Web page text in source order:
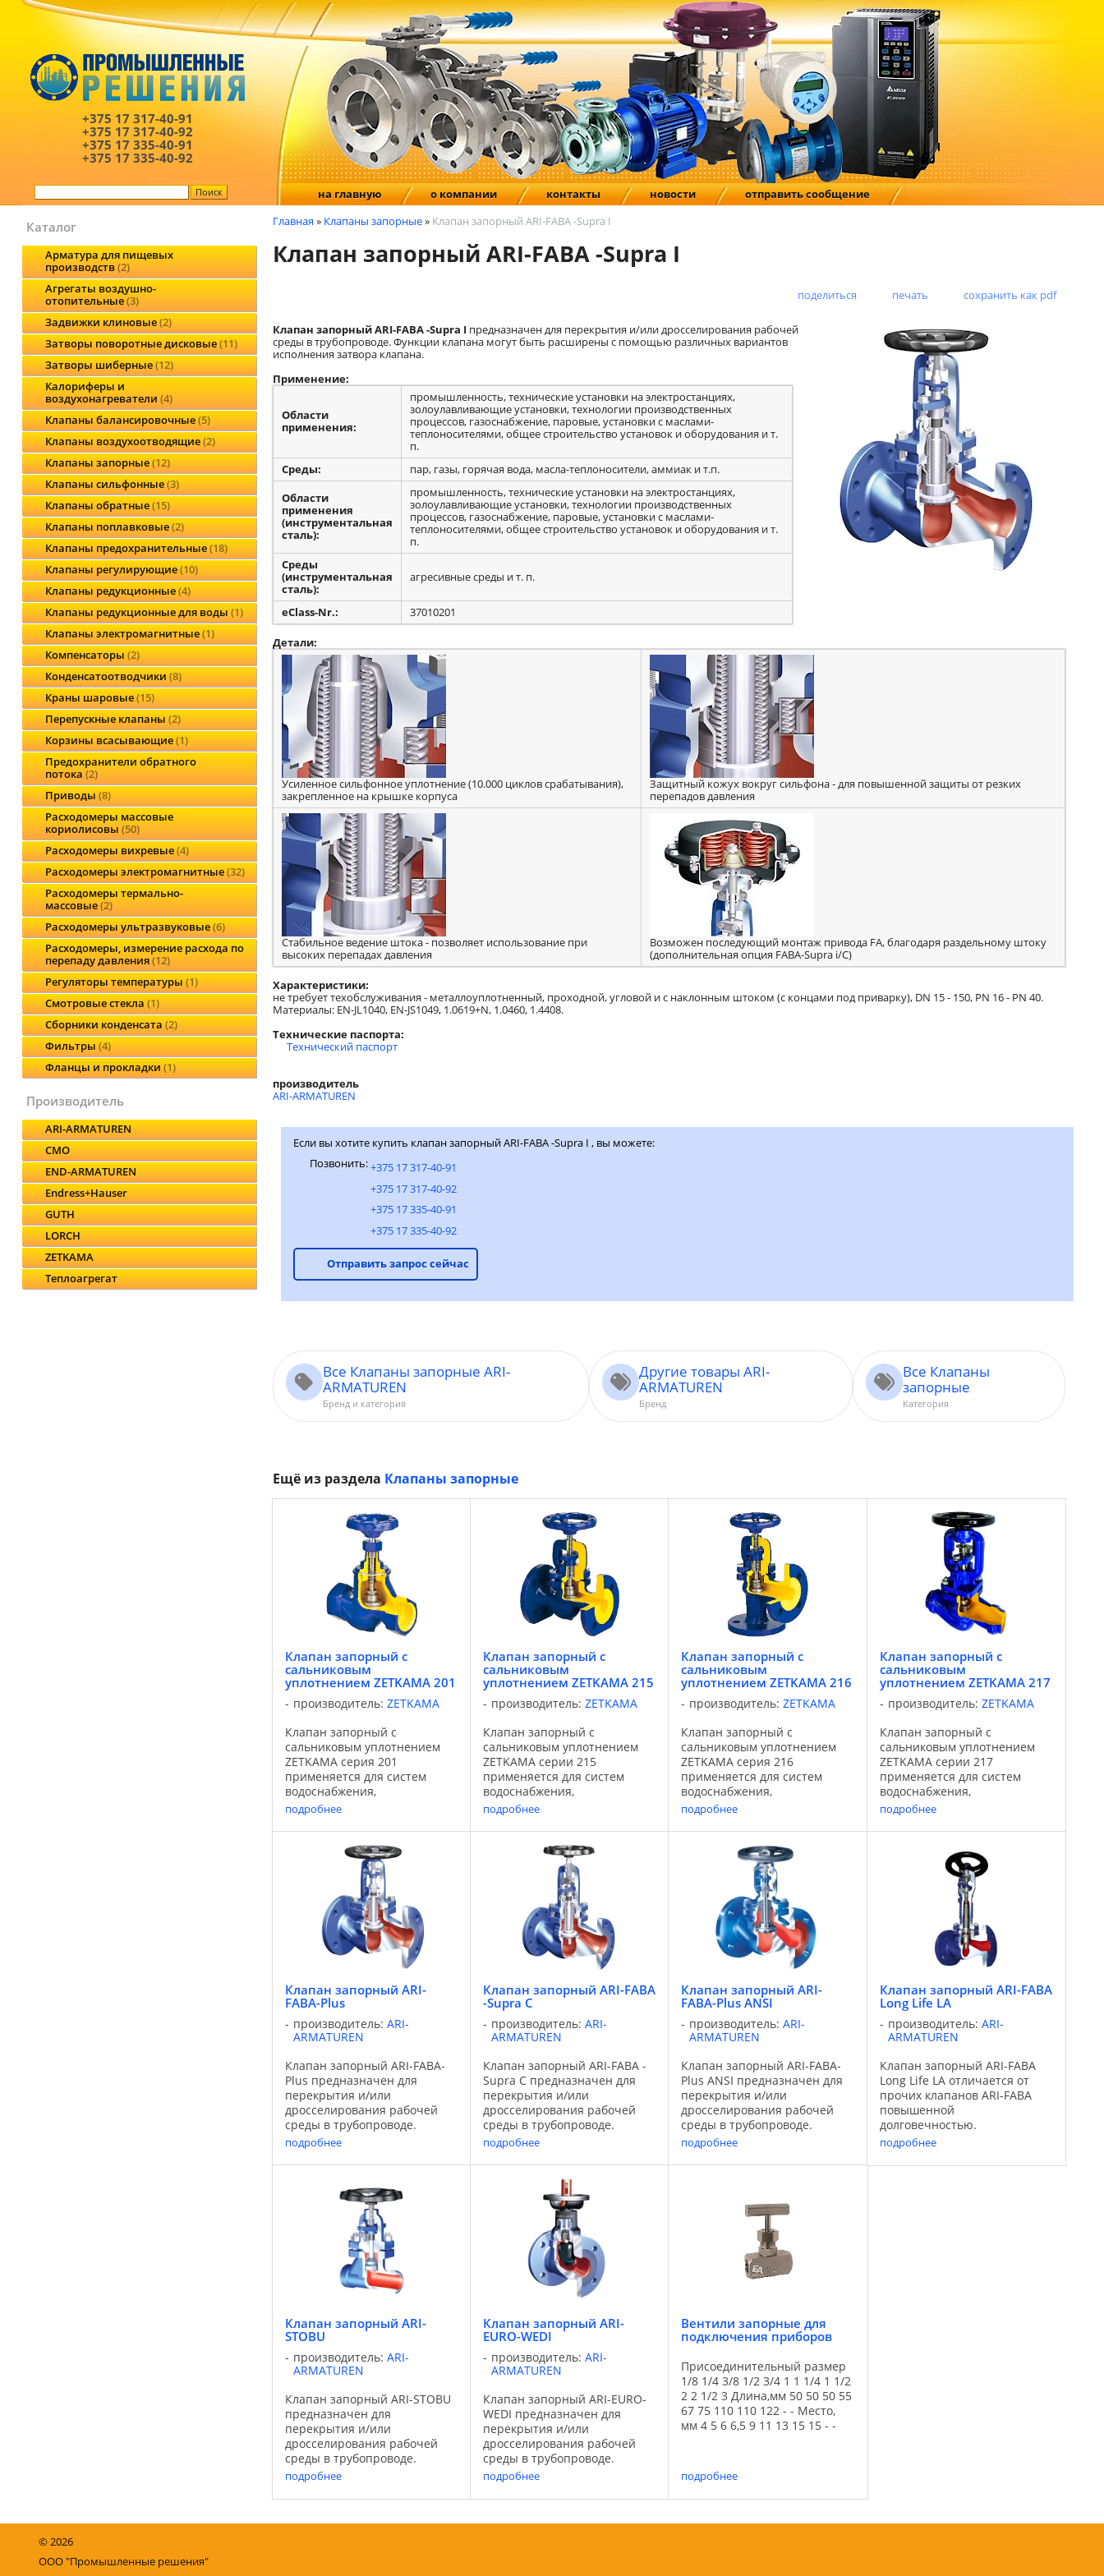
+375 17 317-40-91
+375 17 317-40-92
+375 17 335-40-91
+375 17 335-40-92
на главную о компании контакты новости отправить сообщение
Каталог
Арматура для пищевых
производств 2
Агрегаты воздушно-
отопительные 3
Задвижки клиновые 2
Затворы поворотные дисковые 11
Затворы шиберные 12
Калориферы и
воздухонагреватели 4
Клапаны балансировочные 5
Клапаны воздухоотводящие 2
Клапаны запорные 12
Клапаны сильфонные 3
Клапаны обратные 15
Клапаны поплавковые 2
Клапаны предохранительные 18
Клапаны регулирующие 10
Клапаны редукционные 4
Клапаны редукционные для воды 1
Клапаны электромагнитные 1
Компенсаторы 2
Конденсатоотводчики 8
Краны шаровые 15
Перепускные клапаны 2
Корзины всасывающие 1
Предохранители обратного
потока 2
Приводы 8
Расходомеры массовые
кориолисовы 50
Расходомеры вихревые 4
Расходомеры электромагнитные 32
Расходомеры термально-
массовые 2
Расходомеры ультразвуковые 6
Расходомеры, измерение расхода по
перепаду давления 12
Регуляторы температуры 1
Смотровые стекла 1
Сборники конденсата 2
Фильтры 4
Фланцы и прокладки 1
производитель
ARI-ARMATUREN
CMO
END-ARMATUREN
Endress+Hauser
GUTH
LORCH
ZETKAMA
Теплоагрегат
Главная » Клапаны запорные» Клапан запорный ARI-FABA -Supra I
Клапан запорный ARI-FABA -Supra I
поделиться печать сохранить как pdf
Клапан запорный ARI-FABA -Supra I предназначен для перекрытия и/или дросселирования рабочей
среды в трубопроводе. Функции клапана могут быть расширены с помощью различных вариантов
исполнения затвора клапана.
Применение:
Области
применения:
промышленность, технические установки на электростанциях,
золоулавливающие установки, технологии производственных
процессов, газоснабжение, паровые, установки с маслами-
теплоносителями, общее строительство установок и оборудования и т.
п.
Среды:
пар, газы, горячая вода, масла-теплоносители, аммиак и т.п.
Области
применения
(инструментальная
сталь):
промышленность, технические установки на электростанциях,
золоулавливающие установки, технологии производственных
процессов, газоснабжение, паровые, установки с маслами-
теплоносителями, общее строительство установок и оборудования и т.
п.
Среды
(инструментальная
сталь):
агресивные среды и т. п.
eClass-Nr.: 37010201
Детали:
Усиленное сильфонное уплотнение (10.000 циклов срабатывания),
закрепленное на крышке корпуса
Защитный кожух вокруг сильфона - для повышенной защиты от резких
перепадов давления
Стабильное ведение штока - позволяет использование при
высоких перепадах давления
Возможен последующий монтаж привода FA, благодаря раздельному штоку
(дополнительная опция FABA-Supra i/C)
Характеристики:
не требует техобслуживания - металлоуплотненный, проходной, угловой и с наклонным штоком (с концами под приварку), DN 15 - 150, PN 16 - PN 40.
Материалы: EN-JL1040, EN-JS1049, 1.0619+N, 1.0460, 1.4408.
Технические паспорта:
Технический паспорт
производитель
ARI-ARMATUREN
Если вы хотите купить клапан запорный ARI-FABA -Supra I , вы можете:
Позвонить:+375 17 317-40-91
+375 17 317-40-92
+375 17 335-40-91
+375 17 335-40-92
Отправить запрос сейчас
Все Клапаны запорные ARI-
ARMATUREN
Бренд и категория
Другие товары ARI-
ARMATUREN
Бренд
Все Клапаны
запорные
Категория
Ещё из раздела Клапаны запорные
Клапан запорный с
сальниковым
уплотнением ZETKAMA 201
производитель: ZETKAMA
Клапан запорный с
сальниковым уплотнением
ZETKAMA серия 201
применяется для систем
водоснабжения,
теплоснабжения,
энергетики, нефтехимической
промышленности,
вентиляции и
кондиционирования.
Используемые среды: вода,
пар, раствор ...
подробнее
Клапан запорный с
сальниковым
уплотнением ZETKAMA 215
производитель:ZETKAMA
Клапан запорный с
сальниковым уплотнением
ZETKAMA серии 215
применяется для систем
водоснабжения,
теплоснабжения,
энергетики, судостроения,
нефтехимической
промышленности,
вентиляции и
кондиционирования.
Используемые среды: вода, ...
подробнее
Клапан запорный с
сальниковым
уплотнением ZETKAMA 216
производитель:ZETKAMA
Клапан запорный с
сальниковым уплотнением
ZETKAMA серия 216
применяется для систем
водоснабжения,
теплоснабжения,
энергетики, судостроения,
нефтехимической
промышленности,
вентиляции и
кондиционирования.
Используемые среды: вода, ...
подробнее
Клапан запорный с
сальниковым
уплотнением ZETKAMA 217
производитель: ZETKAMA
Клапан запорный с
сальниковым уплотнением
ZETKAMA серии 217
применяется для систем
водоснабжения,
теплоснабжения,
энергетики, судостроения,
нефтехимической
промышленности,
вентиляции и
кондиционирования.
Используемые среды: вода, ...
подробнее
Клапан запорный ARI-
FABA-Plus
производитель: ARI-
ARMATUREN
Клапан запорный ARI-FABA-
Plus предназначен для
перекрытия и/или
дросселирования рабочей
среды в трубопроводе.
Функции клапана могут быть
различных вариантов
исполнения затвора клапана.
Применение: Области
применения: ...
подробнее
Клапан запорный ARI-FABA
-Supra C
производитель:ARI-
ARMATUREN
Клапан запорный ARI-FABA -
Supra C предназначен для
перекрытия и/или
дросселирования рабочей
среды в трубопроводе.
Функции клапана могут быть
различных вариантов
исполнения затвора клапана.
Применение: Области
применения: ...
подробнее
Клапан запорный ARI-
FABA-Plus ANSI
производитель:ARI-
ARMATUREN
Клапан запорный ARI-FABA-
Plus ANSI предназначен для
перекрытия и/или
дросселирования рабочей
среды в трубопроводе.
Функции клапана могут быть
различных вариантов
применения: ...
подробнее
Клапан запорный ARI-FABA
Long Life LA
производитель: ARI-
ARMATUREN
Клапан запорный ARI-FABA
Long Life LA отличается от
прочих клапанов ARI-FABA
повышенной
долговечностью.
Применение: Области
промышленность,
подробнее
Клапан запорный ARI-
STOBU
производитель: ARI-
ARMATUREN
Клапан запорный ARI-STOBU
предназначен для
перекрытия и/или
дросселирования рабочей
среды в трубопроводе.
Функции клапана могут быть
различных вариантов
подробнее
Клапан запорный ARI-
EURO-WEDI
производитель:ARI-
ARMATUREN
Клапан запорный ARI-EURO-
WEDI предназначен для
перекрытия и/или
дросселирования рабочей
среды в трубопроводе.
Функции клапана могут быть
различных вариантов
подробнее
Вентили запорные для
подключения приборов
Присоединительный размер
1/8 1/4 3/8 1/2 3/4 1 1 1/4 1 1/2
2 2 1/2 3 Длина,мм 50 50 50 55
67 75 110 110 122 - - Место,
мм 4 5 6 6,5 9 11 13 15 15 - -
данные.pdf
Присоединительный размер
1/8 ...
подробнее
©2026
ООО "Промышленные решения"